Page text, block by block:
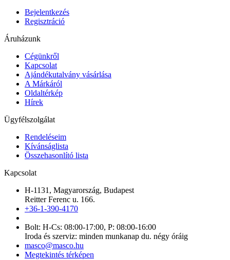
Bejelentkezés
Regisztráció
Áruházunk
Cégünkről
Kapcsolat
Ajándékutalvány vásárlása
A Márkáról
Oldaltérkép
Hírek
Ügyfélszolgálat
Rendeléseim
Kívánságlista
Összehasonlító lista
Kapcsolat
H-1131, Magyarország, Budapest
Reitter Ferenc u. 166.
+36-1-390-4170
Bolt: H-Cs: 08:00-17:00, P: 08:00-16:00
Iroda és szerviz: minden munkanap du. négy óráig
masco@masco.hu
Megtekintés térképen